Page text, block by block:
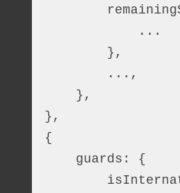
            ...
        },
        ...,
    },
},
{
    guards: {